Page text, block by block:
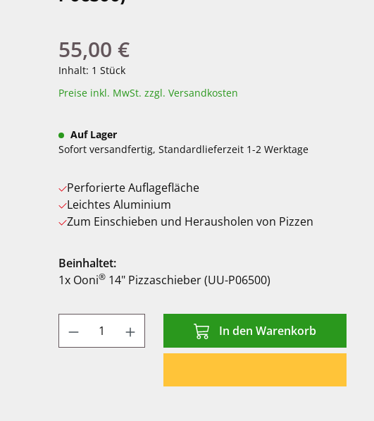
Regulärer Preis:
55,00 €
Inhalt: 1 Stück
Preise inkl. MwSt. zzgl. Versandkosten
Auf Lager
Sofort versandfertig, Standardlieferzeit 1-2 Werktage
Perforierte Auflagefläche
Leichtes Aluminium
Zum Einschieben und Herausholen von Pizzen
Beinhaltet:
1x Ooni® 14" Pizzaschieber (UU-P06500)
Produkt Anzahl: Gib denIn den Warenkorb